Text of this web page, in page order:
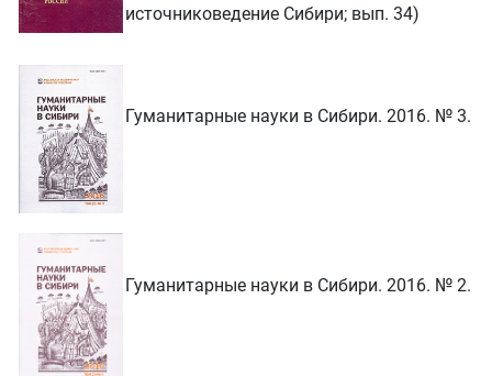
источниковедение Сибири; вып. 34)
Гуманитарные науки в Сибири. 2016. № 3.
Гуманитарные науки в Сибири. 2016. № 2.